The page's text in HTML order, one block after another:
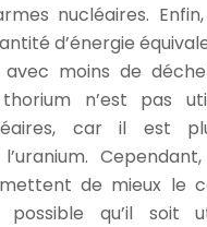
nucléaires.
d’énergie
avec moins de
thorium n’est pas
car il est
de mieux le
possible qu’il soit